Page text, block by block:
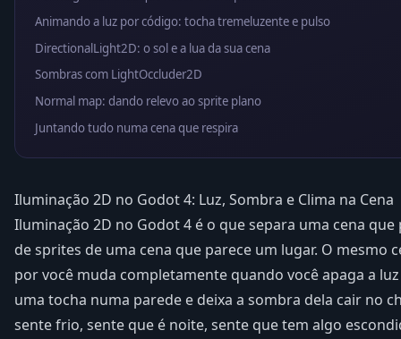
Animando a luz por código: tocha tremeluzente e pulso
DirectionalLight2D: o sol e a lua da sua cena
Sombras com LightOccluder2D
Normal map: dando relevo ao sprite plano
Juntando tudo numa cena que respira
Iluminação 2D no Godot 4: Luz, Sombra e Clima na Cena
Iluminação 2D no Godot 4 é o que separa uma cena
de sprites de uma cena que parece um lugar. O mesmo
por você muda completamente quando você apaga a
uma tocha numa parede e deixa a sombra dela cair no
sente frio, sente que é noite, sente que tem algo